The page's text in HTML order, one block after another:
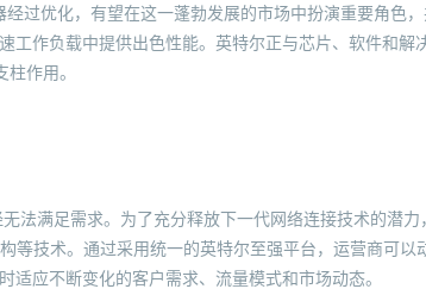
过优化，有望在这一蓬勃发展的市场中扮演重要角色
工作负载中提供出色性能。英特尔正与芯片、软件和解
作用。
法满足需求。为了充分释放下一代网络连接技术的潜力
等技术。通过采用统一的英特尔至强平台，运营商可以
应不断变化的客户需求、流量模式和市场动态。